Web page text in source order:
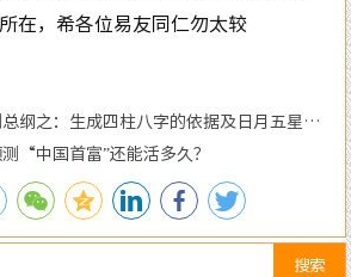
搜索
在，希各位易友同仁勿太较
纲之：生成四柱八字的依据及日月五星主
“中国首富”还能活多久？